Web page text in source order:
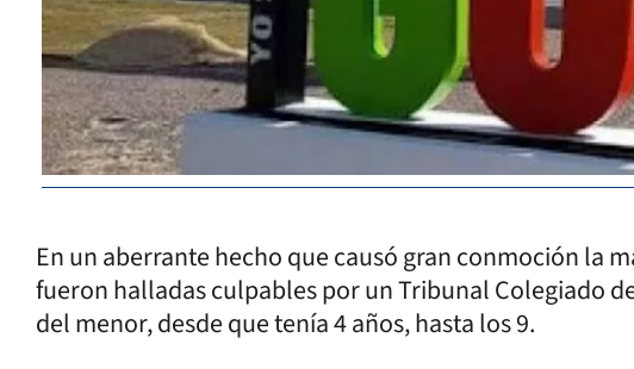
En un aberrante hecho que causó gran conmoción la
fueron halladas culpables por un Tribunal Colegiado
del menor, desde que tenía 4 años, hasta los 9.